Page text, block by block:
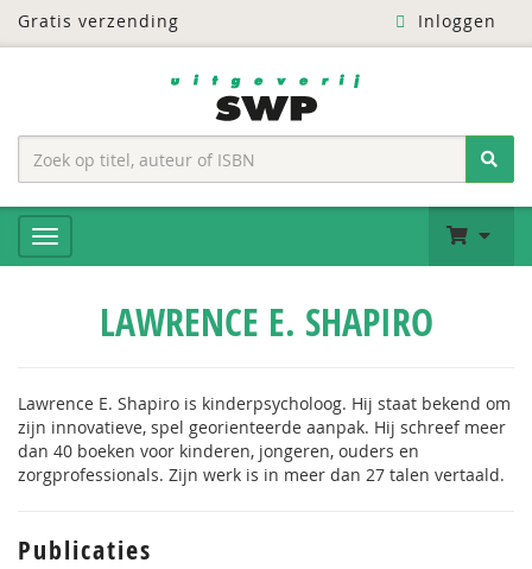
Gratis verzending Inloggen
LAWRENCE E. SHAPIRO
Lawrence E. Shapiro is kinderpsycholoog. Hij staat bekend om
zijn innovatieve, spel georienteerde aanpak. Hij schreef meer
dan 40 boeken voor kinderen, jongeren, ouders en
zorgprofessionals. Zijn werk is in meer dan 27 talen vertaald.
Publicaties